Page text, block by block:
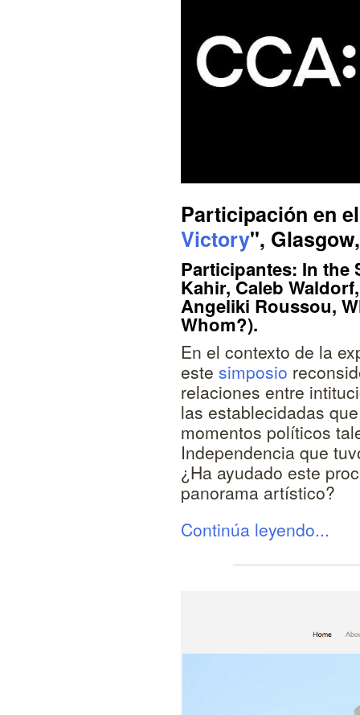
Participación en
Victory",
Participantes: In the
Kahir, Caleb
Angeliki Roussou,
Whom?).
En el contexto de la
este simposio
relaciones entre
las establecidadas
momentos políticos
Independencia que
¿Ha ayudado este
panorama artístico?
Continúa leyendo...